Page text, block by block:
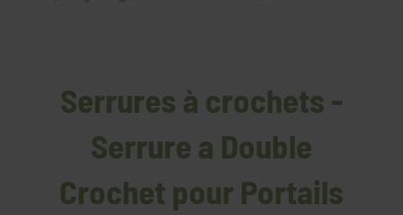
Serrures à crochets -
Serrure a Double
Crochet pour Portails